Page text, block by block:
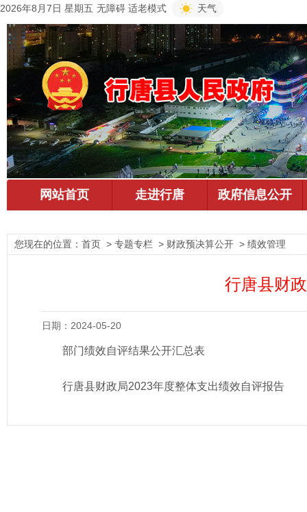
2026年8月7日 星期五 无障碍 适老模式 天气
您现在的位置： 首页 > 专题专栏 > 财政预决算公开 > 绩效管理
行唐县财
日期：2024-05-20
部门绩效自评结果公开汇总表
行唐县财政局2023年度整体支出绩效自评报告